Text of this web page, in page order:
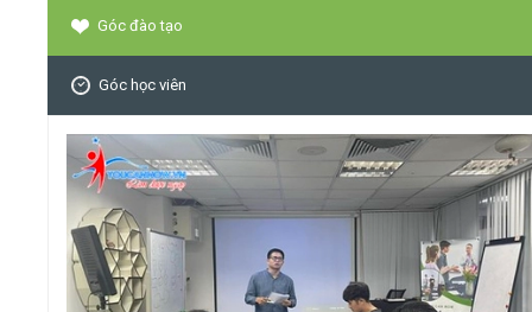
Góc đào tạo
Góc học viên